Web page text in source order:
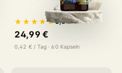
★★★★★5,0(27)
24,99 €
0,42 € / Tag · 60 Kapseln